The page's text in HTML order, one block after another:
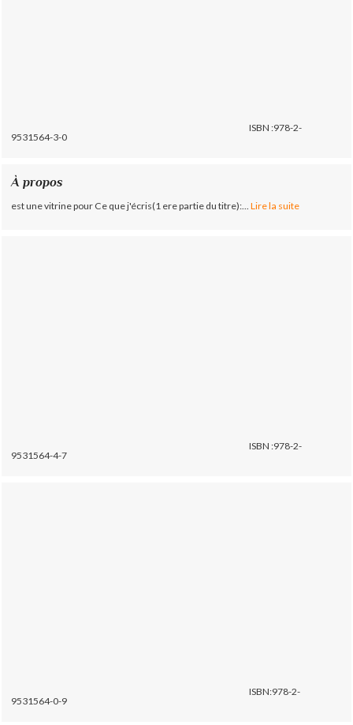
ISBN :978-2-
9531564-3-0
À propos
est une vitrine pour Ce que j'écris(1 ere partie du titre):... Lire la suite
ISBN :978-2-
9531564-4-7
ISBN:978-2-
9531564-0-9